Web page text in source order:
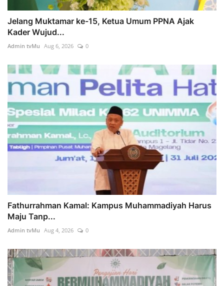
Jelang Muktamar ke-15, Ketua Umum PPNA Ajak
Kader Wujud...
Admin tvMu Aug 6, 2026 0
Fathurrahman Kamal: Kampus Muhammadiyah Harus
Maju Tanp...
Admin tvMu Aug 4, 2026 0